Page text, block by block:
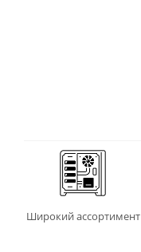
Широкий ассортимент